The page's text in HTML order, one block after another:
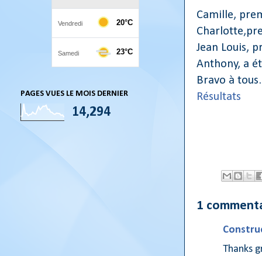
Camille,
Jean Louis,
Anthony, a
Bravo à tous.
Résultats
1
Thanks
PAGES VUES LE MOIS DERNIER
14,294